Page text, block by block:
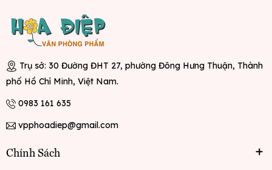
Trụ sở: 30 Đường ĐHT 27, phường Đông Hưng Thuận, Thành
phố Hồ Chí Minh, Việt Nam.
0983 161 635
vpphoadiep@gmail.com
Chính Sách